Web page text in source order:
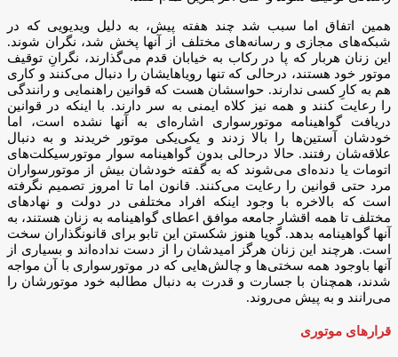
همین اتفاق اما سبب شد چند هفته پیش، به دلیل ویدیویی که در
شبکه‌های مجازی و رسانه‌های مختلف از آنها پخش شد، نگران شوند.
این زنان هربار که پا در رکاب به خیابان قدم می‌گذارند، نگرانِ توقیف
موتور خود هستند، درحالی که تنها رویاهایشان را دنبال می‌کنند و کاری
هم به کارِ کسی ندارند. حواسشان هست که قوانین راهنمایی و رانندگی
را رعایت کنند و همه نیز کلاه ایمنی به سر دارند. با اینکه در قوانین
دریافت گواهینامه موتورسواری اشاره‌ای به آنها نشده است، اما
خودشان آستین‌ها را بالا زدند و یکی‌یکی موتور خریدند و به دنبال
علاقه‌شان رفتند. حالا در‌حالی بدون گواهینامه سوار موتورسیکلت‌های
اتومات یا دنده‌ای می‌شوند که به گفته خودشان بیش از موتورسواران
مرد حتی قوانین را رعایت می‌کنند. قانون اما تا امروز تصمیم نگرفته
است که بالاخره با وجود اینکه افراد مختلفی در دولت و نهادهای
مختلف تا همه اقشار جامعه موافق اعطای گواهینامه به زنان هستند، به
آنها گواهینامه بدهد. گویا هنوز شکستن این تابو برای قانونگذاران سخت
است. هرچند این زنان هرگز امیدشان را از دست نداده‌اند و بسیاری از
آنها باوجود همه سختی‌ها و چالش‌هایی که در موتورسواری با آن مواجه
شدند، همچنان با جسارت و قدرت به دنبال مطالبه خود موتورشان را
می‌رانند و به پیش می‌روند.
قرارهای موتوری